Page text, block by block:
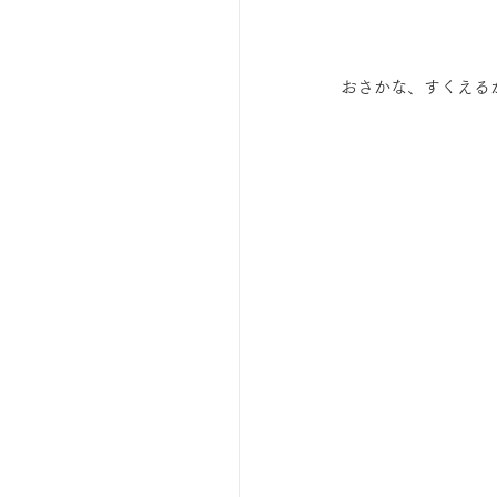
おさかな、すくえる